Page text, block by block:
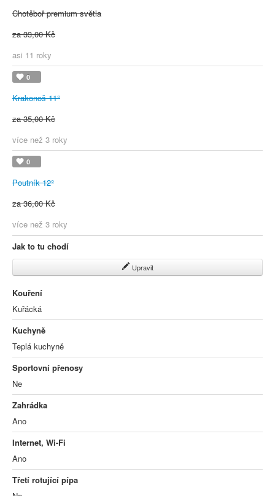
Chotěboř premium světla
za 33,00 Kč
asi 11 roky
0
Krakonoš 11°
za 35,00 Kč
více než 3 roky
0
Poutník 12°
za 36,00 Kč
více než 3 roky
Jak to tu chodí
Upravit
Kouření
Kuřácká
Kuchyně
Teplá kuchyně
Sportovní přenosy
Ne
Zahrádka
Ano
Internet, Wi-Fi
Ano
Třetí rotující pípa